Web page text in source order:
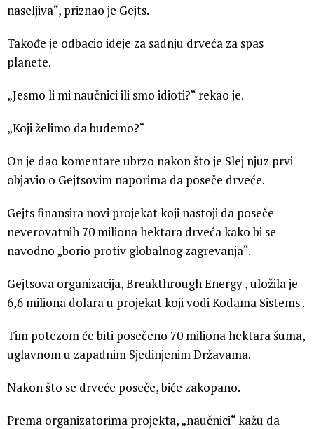
naseljiva“, priznao je Gejts.
Takođe je odbacio ideje za sadnju drveća za spas
planete.
„Jesmo li mi naučnici ili smo idioti?“ rekao je.
„Koji želimo da budemo?“
On je dao komentare ubrzo nakon što je Slej njuz prvi
objavio o Gejtsovim naporima da poseče drveće.
Gejts finansira novi projekat koji nastoji da poseče
neverovatnih 70 miliona hektara drveća kako bi se
navodno „borio protiv globalnog zagrevanja“.
Gejtsova organizacija, Breakthrough Energy , uložila je
6,6 miliona dolara u projekat koji vodi Kodama Sistems .
Tim potezom će biti posečeno 70 miliona hektara šuma,
uglavnom u zapadnim Sjedinjenim Državama.
Nakon što se drveće poseče, biće zakopano.
Prema organizatorima projekta, „naučnici“ kažu da